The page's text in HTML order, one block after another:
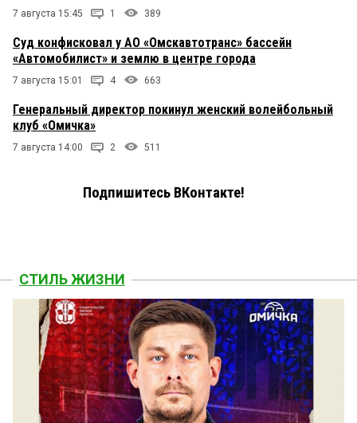
7 августа 15:45 1 389
Суд конфисковал у АО «Омскавтотранс» бассейн
«Автомобилист» и землю в центре города
7 августа 15:01 4 663
Генеральный директор покинул женский волейбольный
клуб «Омичка»
7 августа 14:00 2 511
Подпишитесь ВКонтакте!
СТИЛЬ ЖИЗНИ